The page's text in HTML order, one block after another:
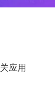
应用